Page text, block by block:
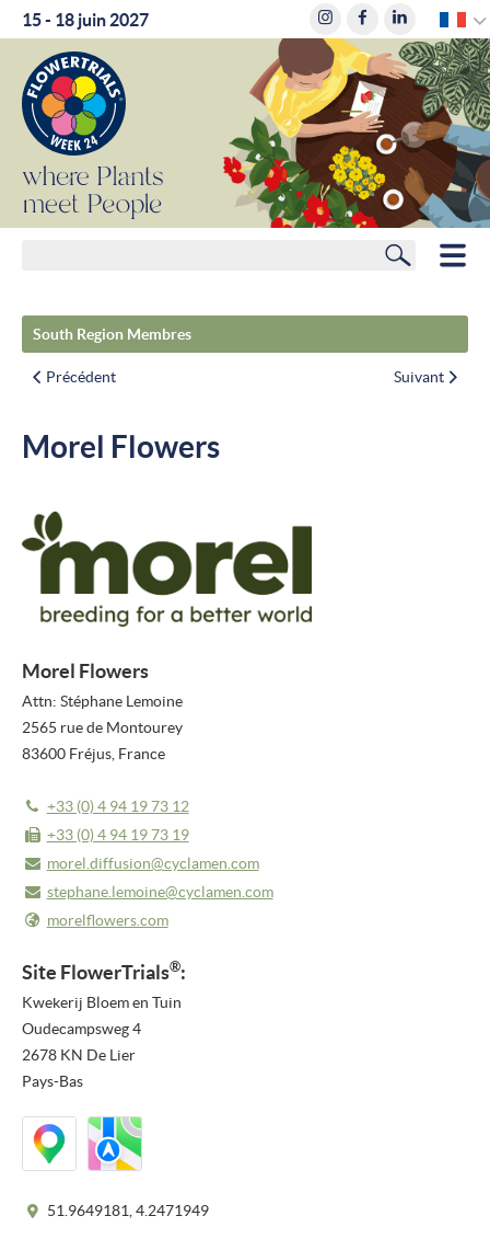
15 - 18 juin 2027
MEMBRES
HÔTELS
BULLETIN
MÉDIAS
VIDEO REPORTS
VIDÉOS NOUVEAUTÉS
NOUVEAUTÉS 2026
PHOTOS
À PROPOS DE NOUS
À PROPOS DE FLOWERTRIALS®
where
Plants
meet
People
South Region Membres
Précédent Suivant
Morel Flowers
Morel Flowers
Attn: Stéphane Lemoine
2565 rue de Montourey
83600 Fréjus, France
+33 (0) 4 94 19 73 12
+33 (0) 4 94 19 73 19
morel.diffusion@cyclamen.com
stephane.lemoine@cyclamen.com
morelflowers.com
Site FlowerTrials®:
Kwekerij Bloem en Tuin
Oudecampsweg 4
2678 KN De Lier
Pays-Bas
51.9649181, 4.2471949